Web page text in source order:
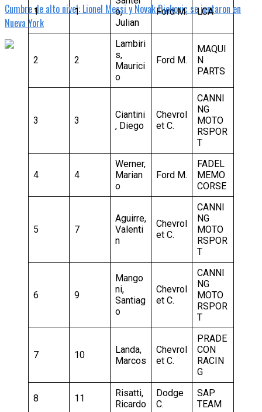
Cumbre de alto nivel: Lionel Messi y Novak Djokovic se juntaron en
Nueva York
1 1
o,
Julian
Ford M. LCA
2 2
Lambiri
s,
Maurici
o
Ford M.
MAQUI
N
PARTS
3 3
Ciantini
, Diego
Chevrol
et C.
CANNI
NG
MOTO
RSPOR
T
4 4
Werner,
Marian
o
Ford M.
FADEL
MEMO
CORSE
5 7
Aguirre,
Valenti
n
Chevrol
et C.
CANNI
NG
MOTO
RSPOR
T
6 9
Mango
ni,
Santiag
o
Chevrol
et C.
CANNI
NG
MOTO
RSPOR
T
7 10
Landa,
Marcos
Chevrol
et C.
PRADE
CON
RACIN
G
8 11
Risatti,
Ricardo
Dodge
C.
SAP
TEAM